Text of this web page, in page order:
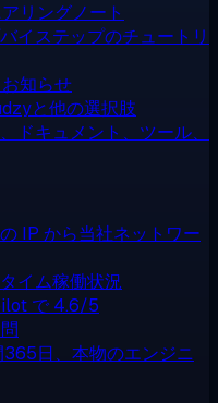
リングノート
イステップのチュートリ
知らせ
と他の選択肢
ドキュメント、ツール、
IP から当社ネットワー
イム稼働状況
で 4.6/5
日、本物のエンジニ